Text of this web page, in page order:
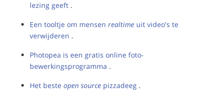
lezing geeft .
Een tooltje om mensen realtime uit video's te
verwijderen .
Photopea is een gratis online foto-
bewerkingsprogramma .
Het beste open source pizzadeeg .